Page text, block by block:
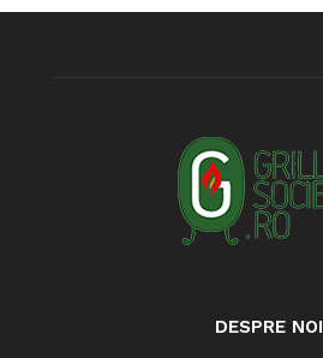
DESPRE NOI